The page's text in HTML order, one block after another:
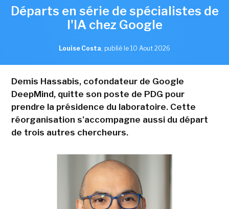
Départs en série de spécialistes de
l'IA chez Google
Louise Costa, publié le 10 Aout 2026
Demis Hassabis, cofondateur de Google
DeepMind, quitte son poste de PDG pour
prendre la présidence du laboratoire. Cette
réorganisation s'accompagne aussi du départ
de trois autres chercheurs.